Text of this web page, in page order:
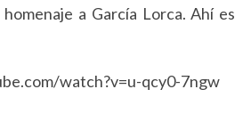
a García Lorca. Ahí es
watch?v=u-qcy0-7ngw